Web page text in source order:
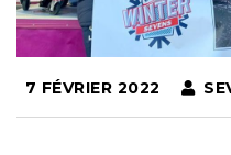
7 FÉVRIER 2022